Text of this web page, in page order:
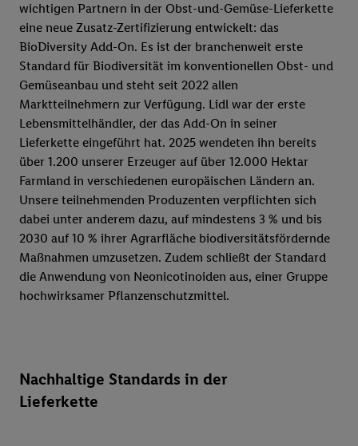
wichtigen Partnern in der Obst-und-Gemüse-Lieferkette
eine neue Zusatz-Zertifizierung entwickelt: das
BioDiversity Add-On. Es ist der branchenweit erste
Standard für Biodiversität im konventionellen Obst- und
Gemüseanbau und steht seit 2022 allen
Marktteilnehmern zur Verfügung. Lidl war der erste
Lebensmittelhändler, der das Add-On in seiner
Lieferkette eingeführt hat. 2025 wendeten ihn bereits
über 1.200 unserer Erzeuger auf über 12.000 Hektar
Farmland in verschiedenen europäischen Ländern an.
Unsere teilnehmenden Produzenten verpflichten sich
dabei unter anderem dazu, auf mindestens 3 % und bis
2030 auf 10 % ihrer Agrarfläche biodiversitätsfördernde
Maßnahmen umzusetzen. Zudem schließt der Standard
die Anwendung von Neonicotinoiden aus, einer Gruppe
hochwirksamer Pflanzenschutzmittel.
Nachhaltige Standards in der
Lieferkette